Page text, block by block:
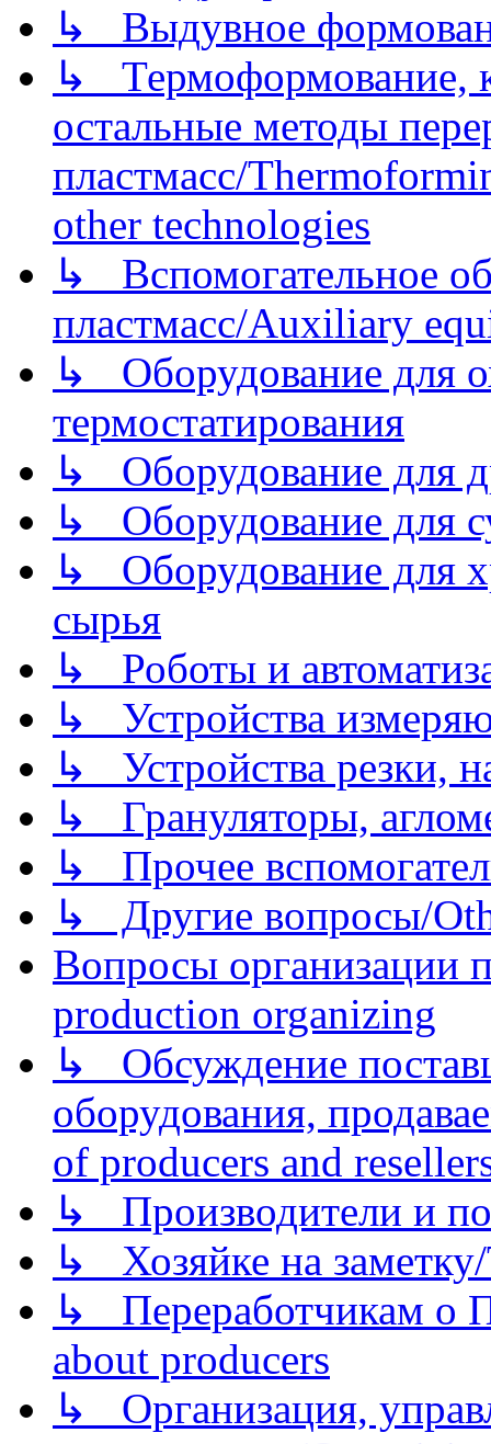
↳ Выдувное
↳ Термоформование,
остальные методы
пластмасс/
other technologies
↳ Вспомогательное
пластмасс/Auxiliary
↳ Оборудование для
термостатирования
↳ Оборудование для
↳ Оборудование для
↳ Оборудование для
сырья
↳ Роботы и
↳ Устройства
↳ Устройства резки,
↳ Грануляторы,
↳ Прочее
↳ Другие вопросы/
Вопросы организации
production organizing
↳ Обсуждение
оборудования,
of producers and
↳ Производители и
↳ Хозяйке на
↳ Переработчикам о
about producers
↳ Организация,